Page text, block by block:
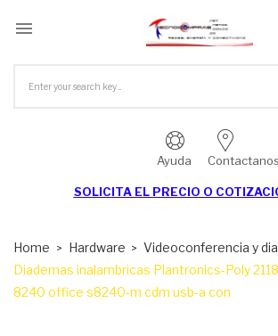

Ayuda Contactanos
SOLICITA EL PRECIO O
Home Hardware
Videoconferencia y
Diademas inalambricas Plantronics-Poly
8240 office s8240-m cdm usb-a con